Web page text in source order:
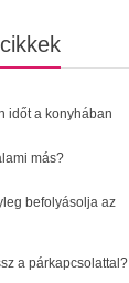
időt a konyhában
más?
befolyásolja az
a párkapcsolattal?